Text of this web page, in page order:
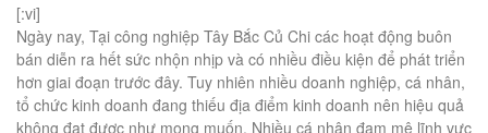
[:vi]
Ngày nay, Tại công nghiệp Tây Bắc Củ Chi các hoạt động buôn
bán diễn ra hết sức nhộn nhịp và có nhiều điều kiện để phát triển
hơn giai đoạn trước đây. Tuy nhiên nhiều doanh nghiệp, cá nhân,
tổ chức kinh doanh đang thiếu địa điểm kinh doanh nên hiệu quả
không đạt được như mong muốn. Nhiều cá nhân đam mê lĩnh vực